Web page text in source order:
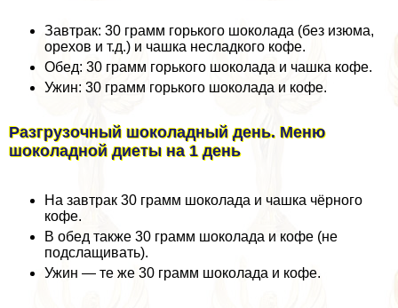
Завтpaк: 30 грамм горького шоколада (без изюма,
орехов и т.д.) и чашка несладкого кофе.
Обед: 30 грамм горького шоколада и чашка кофе.
Ужин: 30 грамм горького шоколада и кофе.
Разгрузочный шоколадный день. Меню
шоколадной диеты на 1 день
На завтpaк 30 грамм шоколада и чашка чёрного
кофе.
В обед также 30 грамм шоколада и кофе (не
подслащивать).
Ужин — те же 30 грамм шоколада и кофе.